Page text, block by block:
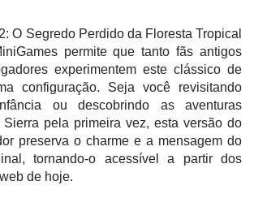
O Segredo Perdido da Floresta Tropical
permite que tanto fãs antigos
experimentem este clássico de
configuração. Seja você revisitando
ou descobrindo as aventuras
pela primeira vez, esta versão do
preserva o charme e a mensagem do
tornando-o acessível a partir dos
de hoje.